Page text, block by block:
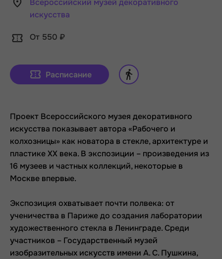
Всероссийский музей декоративного
искусства
От 550 ₽
Расписание
Проект Всероссийского музея декоративного
искусства показывает автора «Рабочего и
колхозницы» как новатора в стекле, архитектуре и
пластике XX века. В экспозиции – произведения из
16 музеев и частных коллекций, некоторые в
Москве впервые.
Экспозиция охватывает почти полвека: от
ученичества в Париже до создания лаборатории
художественного стекла в Ленинграде. Среди
участников – Государственный музей
изобразительных искусств имени А. С. Пушкина,